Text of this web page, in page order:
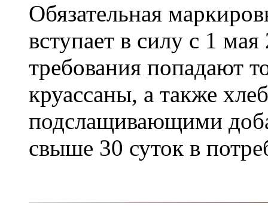
Обязательная
вступает в силу с 1
требования попадают
круассаны, а также
подслащивающими
свыше 30 суток в